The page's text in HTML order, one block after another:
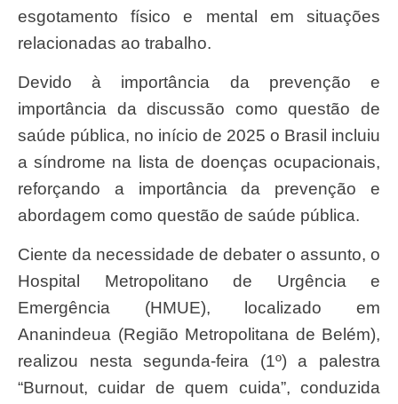
esgotamento físico e mental em situações
relacionadas ao trabalho.
Devido à importância da prevenção e
importância da discussão como questão de
saúde pública, no início de 2025 o Brasil incluiu
a síndrome na lista de doenças ocupacionais,
reforçando a importância da prevenção e
abordagem como questão de saúde pública.
Ciente da necessidade de debater o assunto, o
Hospital Metropolitano de Urgência e
Emergência (HMUE), localizado em
Ananindeua (Região Metropolitana de Belém),
realizou nesta segunda-feira (1º) a palestra
“Burnout, cuidar de quem cuida”, conduzida